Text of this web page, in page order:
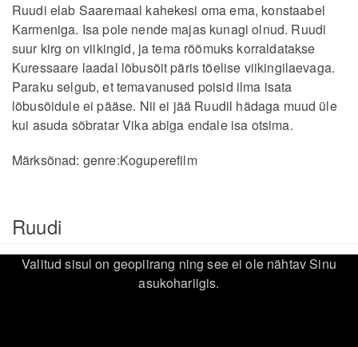
Ruudi elab Saaremaal kahekesi oma ema, konstaabel
Karmeniga. Isa pole nende majas kunagi olnud. Ruudi
suur kirg on viikingid, ja tema rõõmuks korraldatakse
Kuressaare laadal lõbusõit päris tõelise viikingilaevaga.
Paraku selgub, et temavanused poisid ilma isata
lõbusõidule ei pääse. Nii ei jää Ruudil hädaga muud üle
kui asuda sõbratar Vika abiga endale isa otsima.
Märksõnad: genre:Koguperefilm
Ruudi
Valitud sisul on geopiirang ning see ei ole nähtav Sinu
asukohariigis.